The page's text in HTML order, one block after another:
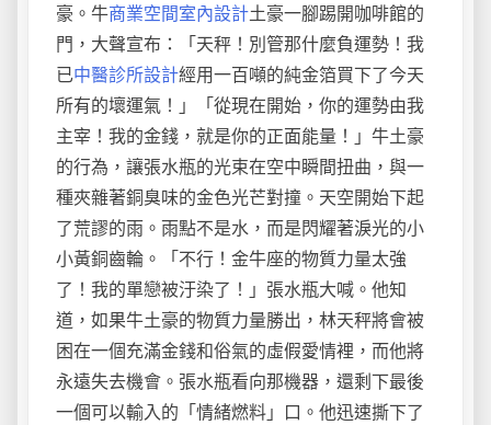
豪。牛商業空間室內設計土豪一腳踢開咖啡館的
門，大聲宣布：「天秤！別管那什麼負運勢！我
已中醫診所設計經用一百噸的純金箔買下了今天
所有的壞運氣！」「從現在開始，你的運勢由我
主宰！我的金錢，就是你的正面能量！」牛土豪
的行為，讓張水瓶的光束在空中瞬間扭曲，與一
種夾雜著銅臭味的金色光芒對撞。天空開始下起
了荒謬的雨。雨點不是水，而是閃耀著淚光的小
小黃銅齒輪。「不行！金牛座的物質力量太強
了！我的單戀被汙染了！」張水瓶大喊。他知
道，如果牛土豪的物質力量勝出，林天秤將會被
困在一個充滿金錢和俗氣的虛假愛情裡，而他將
永遠失去機會。張水瓶看向那機器，還剩下最後
一個可以輸入的「情緒燃料」口。他迅速撕下了